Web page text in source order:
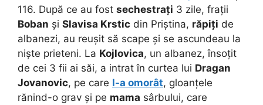
116. După ce au fost sechestrați 3 zile, frații
Boban și Slavisa Krstic din Priștina, răpiți de
albanezi, au reușit să scape și se ascundeau la
niște prieteni. La Kojlovica, un albanez, însoțit
de cei 3 fii ai săi, a intrat în curtea lui Dragan
Jovanovic, pe care l-a omorât, gloanțele
rănind-o grav și pe mama sârbului, care